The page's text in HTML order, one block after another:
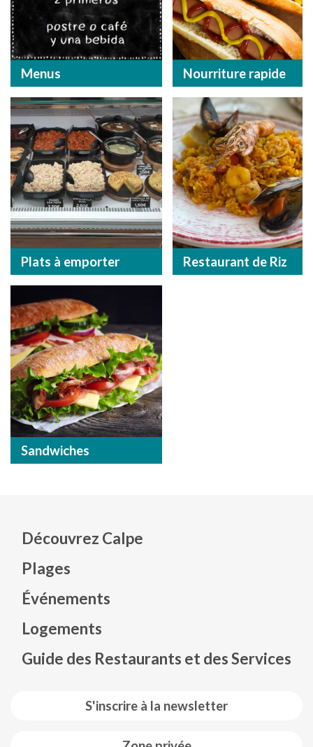
Menus Nourriture rapide
Plats à emporter Restaurant de Riz
Sandwiches
S'inscrire à la newsletter
Découvrez Calpe
Plages
Événements
Logements
Guide des Restaurants et des Services